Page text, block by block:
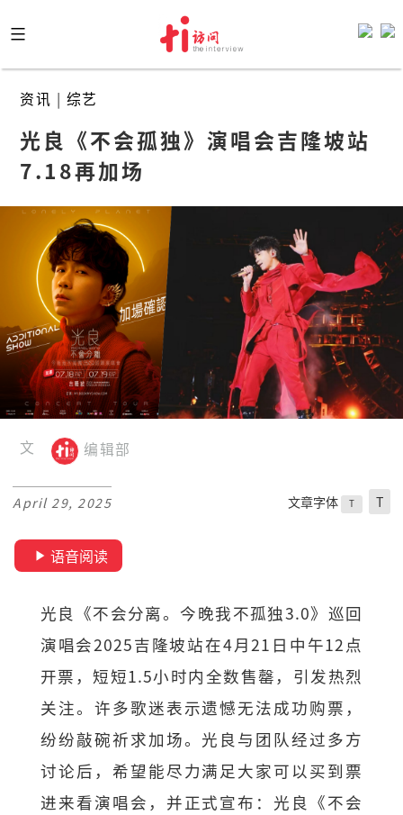
to
content
资讯 | 综艺
光良《不会孤独》演唱会吉隆坡站
7.18再加场
文 编辑部
April 29, 2025 文章字体 T T
语音阅读
光良《不会分离。今晚我不孤独3.0》巡回
演唱会2025吉隆坡站在4月21日中午12点
开票，短短1.5小时内全数售罄，引发热烈
关注。许多歌迷表示遗憾无法成功购票，
纷纷敲碗祈求加场。光良与团队经过多方
讨论后，希望能尽力满足大家可以买到票
进来看演唱会，并正式宣布：光良《不会